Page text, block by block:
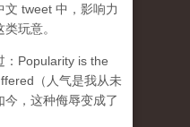
tweet 中，影响力
玩意。
：Popularity is the
（人气是我从未
，这种侮辱变成了